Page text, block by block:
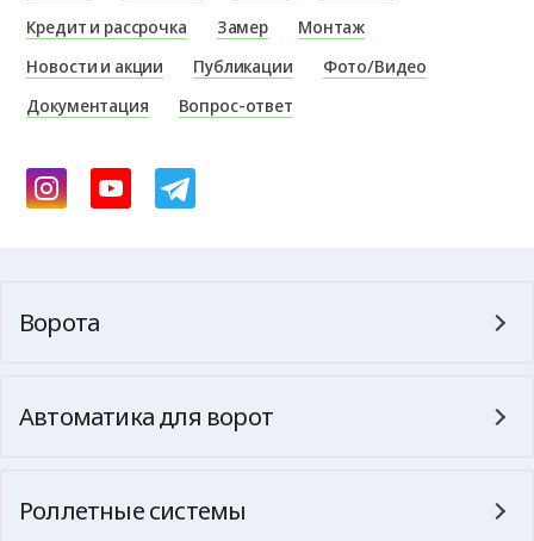
Кредит и рассрочка
Замер
Монтаж
Новости и акции
Публикации
Фото/Видео
Документация
Вопрос-ответ
Ворота
Автоматика для ворот
Роллетные системы